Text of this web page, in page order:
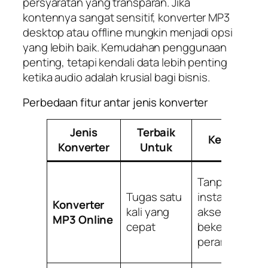
kontennya sangat sensitif, konverter MP3
desktop atau offline mungkin menjadi opsi
yang lebih baik. Kemudahan penggunaan
penting, tetapi kendali data lebih penting
ketika audio adalah krusial bagi bisnis.
Perbedaan fitur antar jenis konverter
Jenis
Konverter
Terbaik
Untuk
Kelebihan
Konverter
MP3 Online
Tugas satu
kali yang
cepat
Tanpa
instalasi,
akses mudah,
bekerja di
peramban